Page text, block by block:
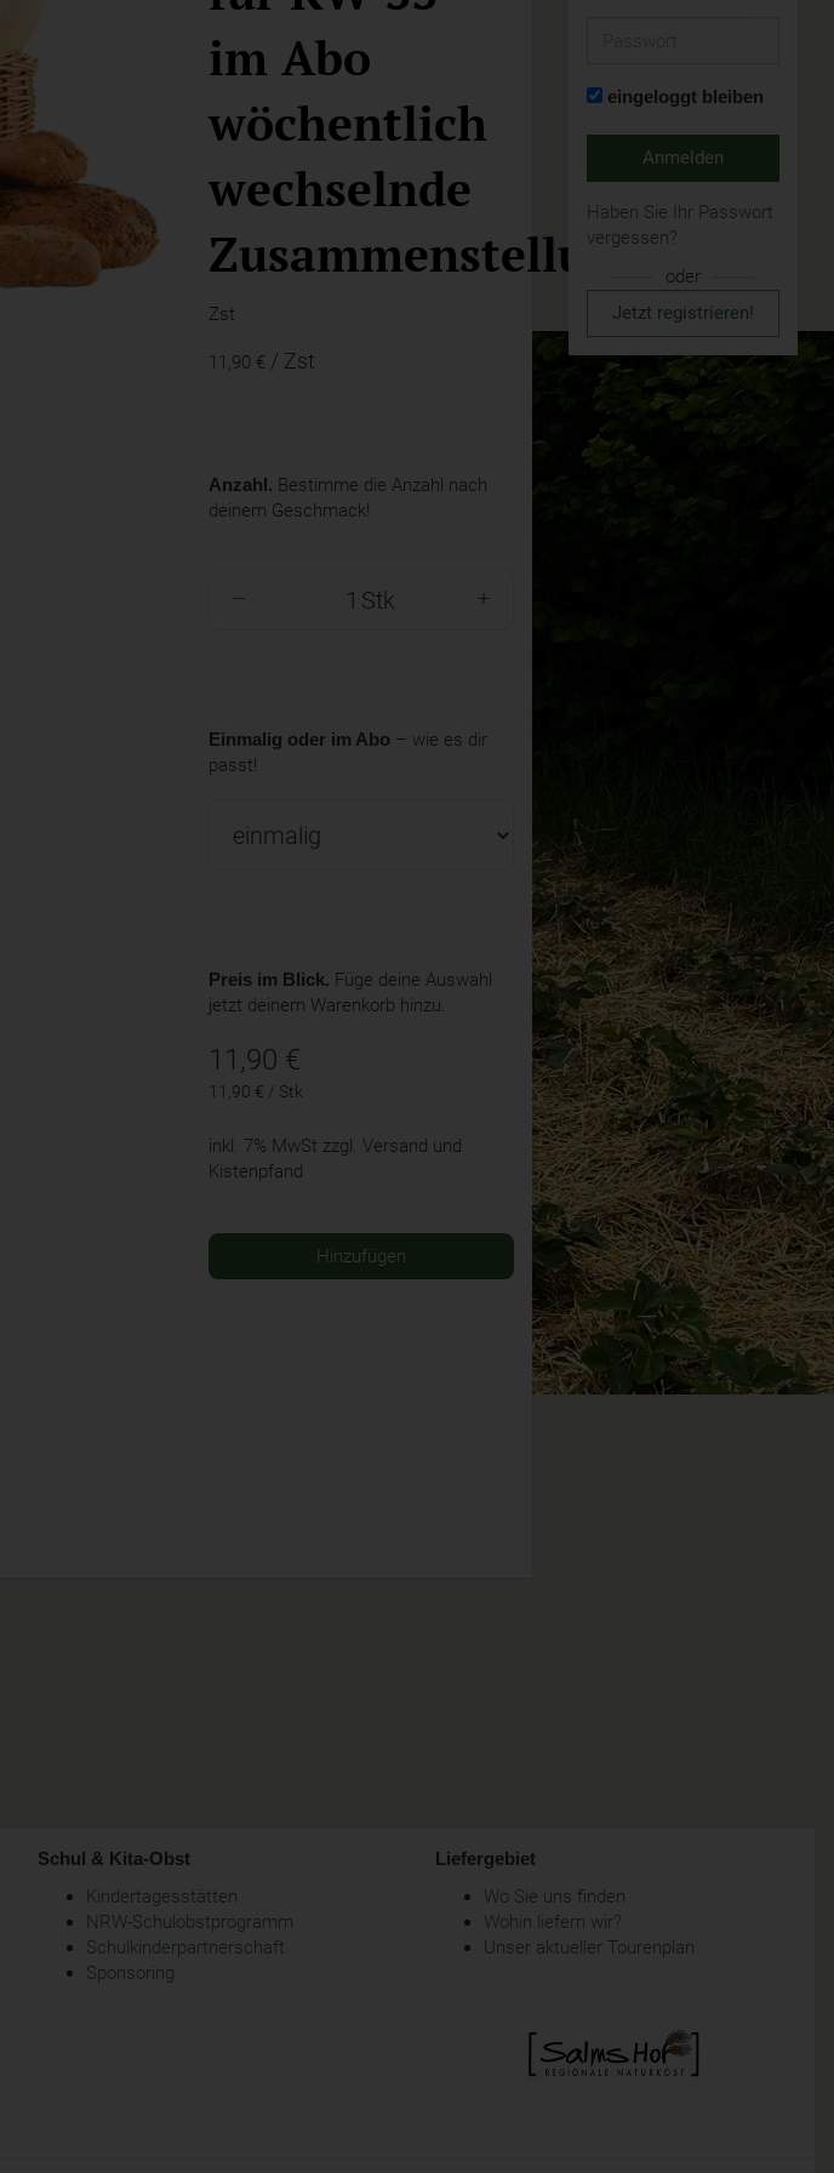
im Abo
wöchentlich
wechselnde
Zusammenstellung
Zst
11,90 € / Zst
Anzahl. Bestimme die Anzahl nach
deinem Geschmack!
Stk
Einmalig oder im Abo – wie es dir
passt!
Preis im Blick. Füge deine Auswahl
jetzt deinem Warenkorb hinzu.
11,90 €
11,90 € / Stk
inkl. 7% MwSt zzgl. Versand und
Kistenpfand
Hinzufügen
eingeloggt bleiben
Anmelden
Haben Sie Ihr Passwort
vergessen?
oder
Jetzt registrieren!
Schul & Kita-Obst
Kindertagesstätten
NRW-Schulobstprogramm
Schulkinderpartnerschaft
Sponsoring
Liefergebiet
Wo Sie uns finden
Wohin liefern wir?
Unser aktueller Tourenplan